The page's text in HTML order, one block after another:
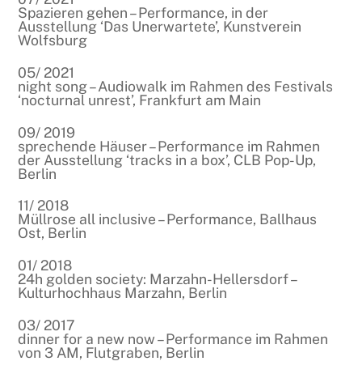
Spazieren gehen – Performance, in der
Ausstellung ‘Das Unerwartete’, Kunstverein
Wolfsburg
05/ 2021
night song – Audiowalk im Rahmen des Festivals
‘nocturnal unrest’, Frankfurt am Main
09/ 2019
sprechende Häuser – Performance im Rahmen
der Ausstellung ‘tracks in a box’, CLB Pop-Up,
Berlin
11/ 2018
Müllrose all inclusive – Performance, Ballhaus
Ost, Berlin
01/ 2018
24h golden society: Marzahn-Hellersdorf –
Kulturhochhaus Marzahn, Berlin
03/ 2017
dinner for a new now – Performance im Rahmen
von 3 AM, Flutgraben, Berlin